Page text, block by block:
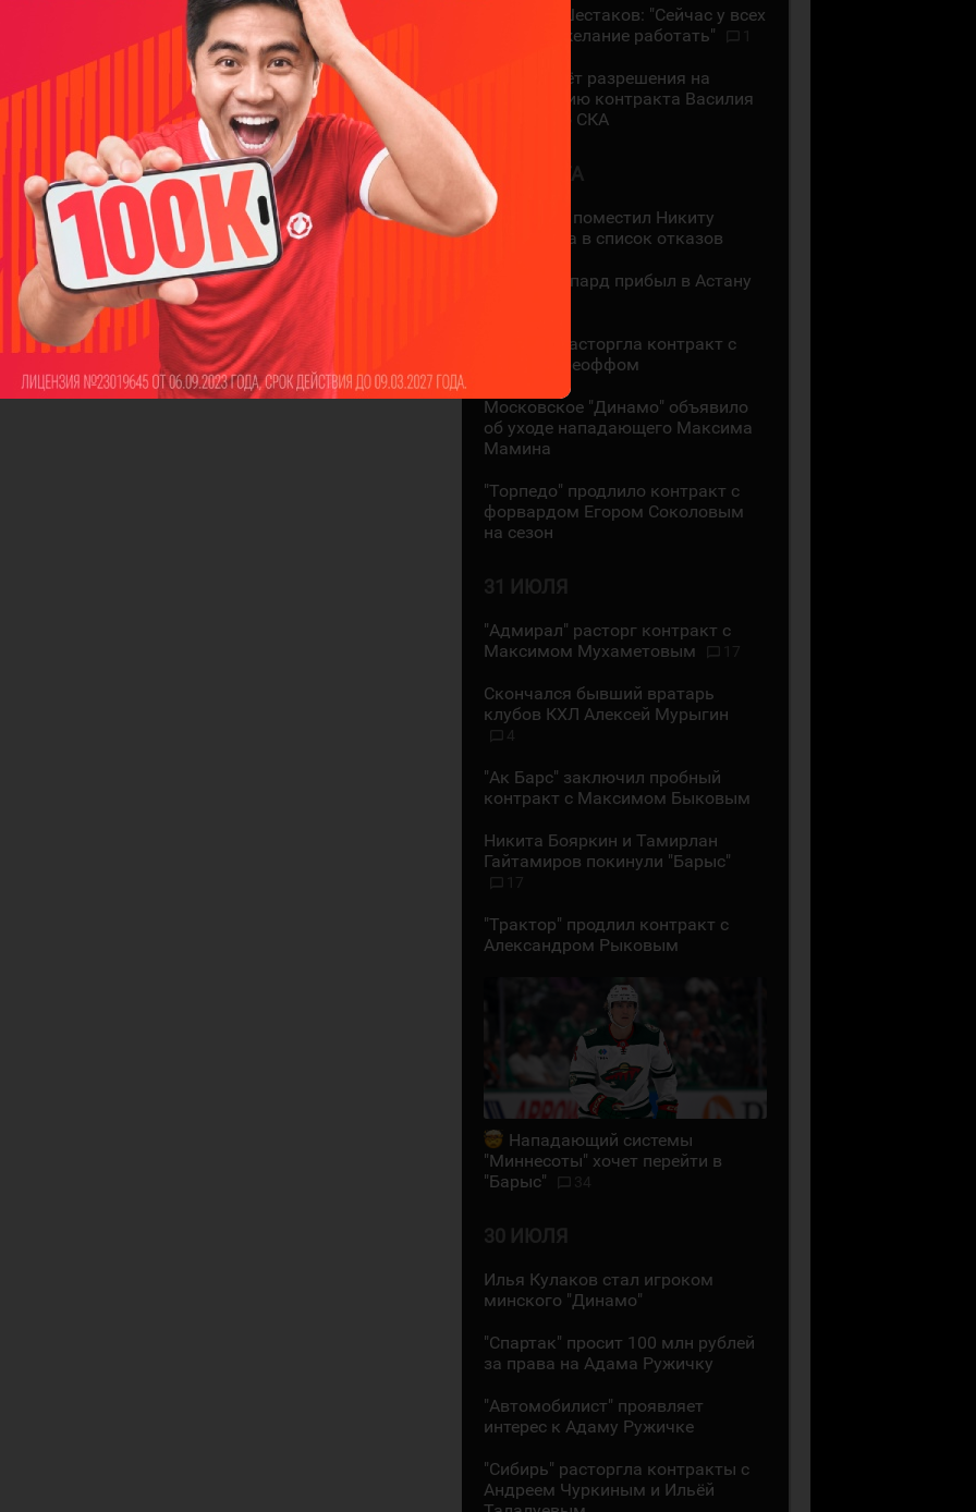
Аркадий Шестаков: "Сейчас у всех
большое желание работать"
КХЛ не даёт разрешения на
регистрацию контракта Василия
Глотова со СКА
1 АВГУСТА
"Адмирал" поместил Никиту
Сошникова в список отказов
Хантер Шепард прибыл в Астану
"Сибирь" расторгла контракт с
Энди Андреоффом
Московское "Динамо" объявило
об уходе нападающего Максима
Мамина
"Торпедо" продлило контракт с
форвардом Егором Соколовым
на сезон
31 ИЮЛЯ
"Адмирал" расторг контракт с
Максимом Мухаметовым
17
Скончался бывший вратарь
клубов КХЛ Алексей Мурыгин
4
"Ак Барс" заключил пробный
контракт с Максимом Быковым
Никита Бояркин и Тамирлан
Гайтамиров покинули "Барыс"
17
"Трактор" продлил контракт с
Александром Рыковым
Нападающий системы
"Миннесоты" хочет перейти в
"Барыс"
34
30 ИЮЛЯ
Илья Кулаков стал игроком
минского "Динамо"
"Спартак" просит 100 млн рублей
за права на Адама Ружичку
"Автомобилист" проявляет
интерес к Адаму Ружичке
"Сибирь" расторгла контракты с
Андреем Чуркиным и Ильёй